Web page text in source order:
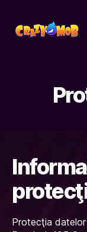
Protecţia